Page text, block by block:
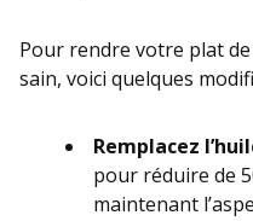
Pour rendre votre plat
sain, voici quelques
Remplacez
pour réduire de
maintenant